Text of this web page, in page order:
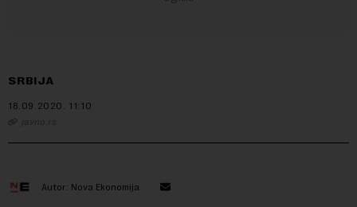
SRBIJA
18.09.2020. 11:10
javno.rs
Autor: Nova Ekonomija